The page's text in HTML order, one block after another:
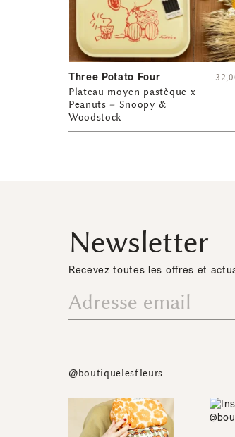
Three Potato Four
Plateau moyen pastèque x
Peanuts – Snoopy &
Woodstock
Newsletter
Recevez toutes les offres et
@boutiquelesfleurs